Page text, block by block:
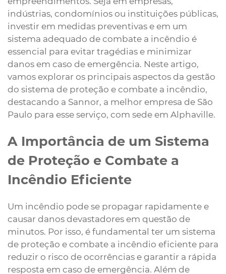
indústrias, condomínios ou instituições públicas,
investir em medidas preventivas e em um
sistema adequado de combate a incêndio é
essencial para evitar tragédias e minimizar
danos em caso de emergência. Neste artigo,
vamos explorar os principais aspectos da gestão
do sistema de proteção e combate a incêndio,
destacando a Sannor, a melhor empresa de São
Paulo para esse serviço, com sede em Alphaville.
A Importância de um Sistema
de Proteção e Combate a
Incêndio Eficiente
Um incêndio pode se propagar rapidamente e
causar danos devastadores em questão de
minutos. Por isso, é fundamental ter um sistema
de proteção e combate a incêndio eficiente para
reduzir o risco de ocorrências e garantir a rápida
resposta em caso de emergência. Além de